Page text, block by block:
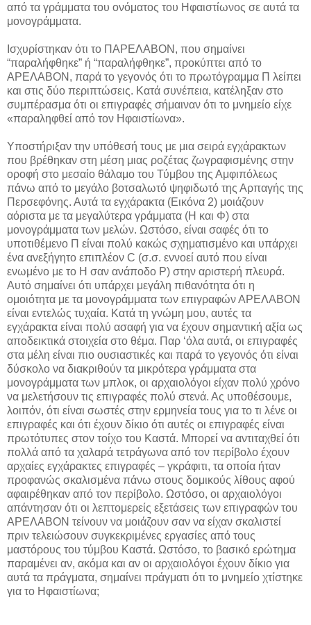
από τα γράμματα του ονόματος του Ηφαιστίωνος σε αυτά τα
μονογράμματα.
Ισχυρίστηκαν ότι το ΠΑΡΕΛΑΒΟΝ, που σημαίνει
“παραλήφθηκε” ή “παραλήφθηκε”, προκύπτει από το
ΑΡΕΛΑΒΟΝ, παρά το γεγονός ότι το πρωτόγραμμα Π λείπει
και στις δύο περιπτώσεις. Κατά συνέπεια, κατέληξαν στο
συμπέρασμα ότι οι επιγραφές σήμαιναν ότι το μνημείο είχε
«παραληφθεί από τoν Ηφαιστίωνα».
Υποστήριξαν την υπόθεσή τους με μια σειρά εγχάρακτων
που βρέθηκαν στη μέση μιας ροζέτας ζωγραφισμένης στην
οροφή στο μεσαίο θάλαμο του Τύμβου της Αμφιπόλεως
πάνω από το μεγάλο βοτσαλωτό ψηφιδωτό της Αρπαγής της
Περσεφόνης. Αυτά τα εγχάρακτα (Εικόνα 2) μοιάζουν
αόριστα με τα μεγαλύτερα γράμματα (Η και Φ) στα
μονογράμματα των μελών. Ωστόσο, είναι σαφές ότι το
υποτιθέμενο Π είναι πολύ κακώς σχηματισμένο και υπάρχει
ένα ανεξήγητο επιπλέον C (σ.σ. εννοεί αυτό που είναι
ενωμένο με το Η σαν ανάποδο Ρ) στην αριστερή πλευρά.
Αυτό σημαίνει ότι υπάρχει μεγάλη πιθανότητα ότι η
ομοιότητα με τα μονογράμματα των επιγραφών ΑΡΕΛΑΒΟΝ
είναι εντελώς τυχαία. Κατά τη γνώμη μου, αυτές τα
εγχάρακτα είναι πολύ ασαφή για να έχουν σημαντική αξία ως
αποδεικτικά στοιχεία στο θέμα. Παρ ‘όλα αυτά, οι επιγραφές
στα μέλη είναι πιο ουσιαστικές και παρά το γεγονός ότι είναι
δύσκολο να διακριθούν τα μικρότερα γράμματα στα
μονογράμματα των μπλοκ, οι αρχαιολόγοι είχαν πολύ χρόνο
να μελετήσουν τις επιγραφές πολύ στενά. Ας υποθέσουμε,
λοιπόν, ότι είναι σωστές στην ερμηνεία τους για το τι λένε οι
επιγραφές και ότι έχουν δίκιο ότι αυτές οι επιγραφές είναι
πρωτότυπες στον τοίχο του Καστά. Μπορεί να αντιταχθεί ότι
πολλά από τα χαλαρά τετράγωνα από τον περίβολο έχουν
αρχαίες εγχάρακτες επιγραφές – γκράφιτι, τα οποία ήταν
προφανώς σκαλισμένα πάνω στους δομικούς λίθους αφού
αφαιρέθηκαν από τον περίβολο. Ωστόσο, οι αρχαιολόγοι
απάντησαν ότι οι λεπτομερείς εξετάσεις των επιγραφών του
ΑΡΕΛΑΒΟΝ τείνουν να μοιάζουν σαν να είχαν σκαλιστεί
πριν τελειώσουν συγκεκριμένες εργασίες από τους
μαστόρους του τύμβου Καστά. Ωστόσο, το βασικό ερώτημα
παραμένει αν, ακόμα και αν οι αρχαιολόγοι έχουν δίκιο για
αυτά τα πράγματα, σημαίνει πράγματι ότι το μνημείο χτίστηκε
για το Ηφαιστίωνα;